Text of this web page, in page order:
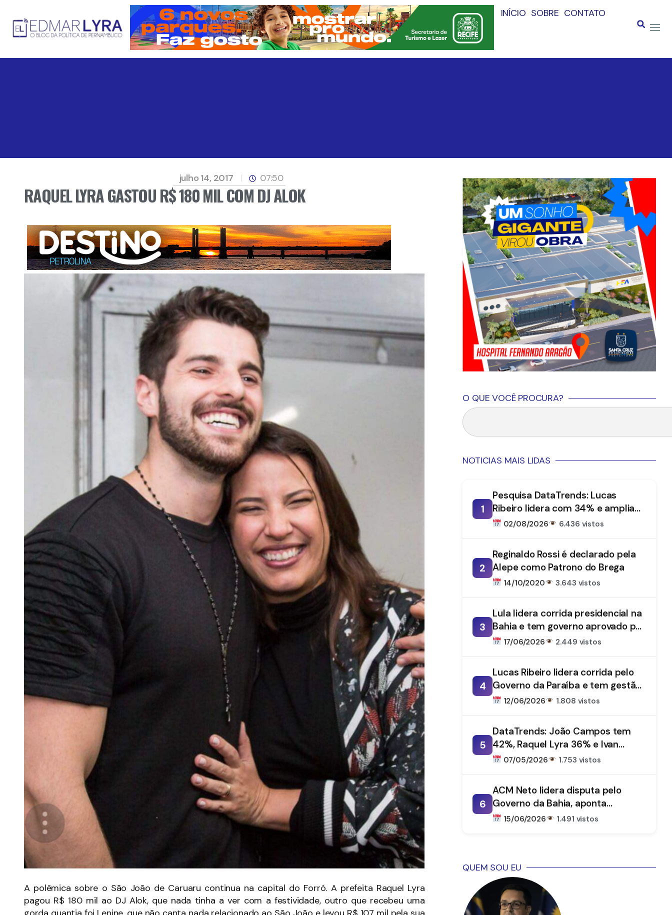
INÍCIO SOBRE CONTATO
julho 14, 2017 07:50
RAQUEL LYRA GASTOU R$ 180 MIL COM DJ ALOK
A polêmica sobre o São João de Caruaru continua na capital do Forró. A prefeita Raquel Lyra
pagou R$ 180 mil ao DJ Alok, que nada tinha a ver com a festividade, outro que recebeu uma
O QUE VOCÊ PROCURA?
NOTICIAS MAIS LIDAS
1
Pesquisa DataTrends: Lucas
Ribeiro lidera com 34% e amplia
vantagem na disputa pelo
02/08/2026 6.436 vistos
2
Reginaldo Rossi é declarado pela
Alepe como Patrono do Brega
14/10/2020 3.643 vistos
3
Lula lidera corrida presidencial na
Bahia e tem governo aprovado por
61%, aponta DataTrends
17/06/2026 2.449 vistos
4
Lucas Ribeiro lidera corrida pelo
Governo da Paraíba e tem gestão
aprovada por 66%, aponta
12/06/2026 1.808 vistos
5
DataTrends: João Campos tem
42%, Raquel Lyra 36% e Ivan
Moraes 1%
07/05/2026 1.753 vistos
6
ACM Neto lidera disputa pelo
Governo da Bahia, aponta
DataTrends
15/06/2026 1.491 vistos
QUEM SOU EU